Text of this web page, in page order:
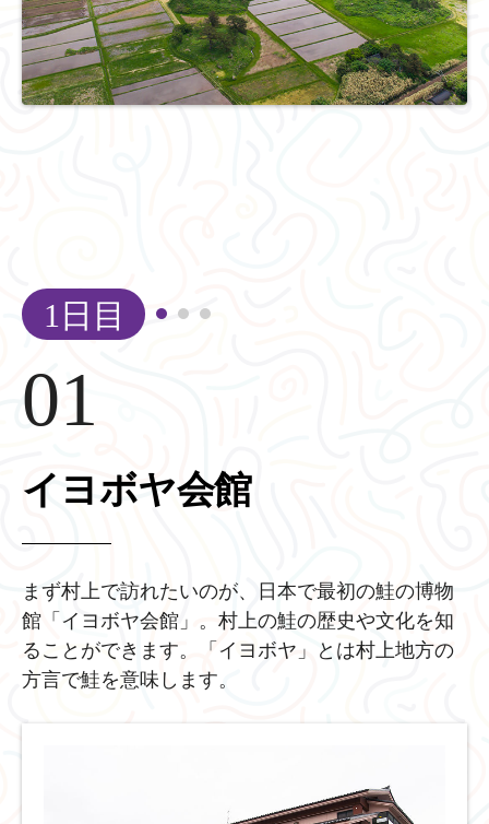
1日目
01
イヨボヤ会館
まず村上で訪れたいのが、日本で最初の鮭の博物
館「イヨボヤ会館」。村上の鮭の歴史や文化を知
ることができます。「イヨボヤ」とは村上地方の
方言で鮭を意味します。